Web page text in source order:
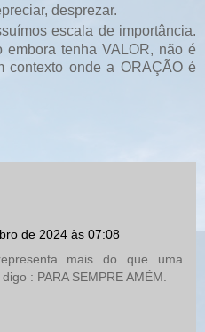
desprezar.
escala de importância.
embora tenha VALOR, não é
contexto onde a ORAÇÃO é
de 2024 às 07:08
mais do que uma
: PARA SEMPRE AMÉM.